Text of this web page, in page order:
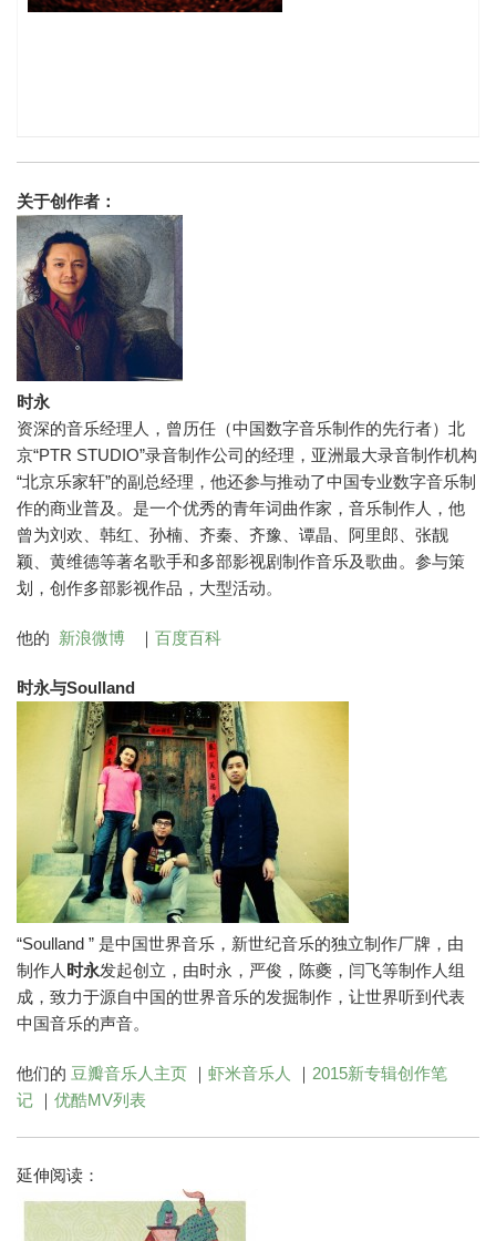
关于创作者：
时永
资深的音乐经理人，曾历任（中国数字音乐制作的先行者）北
京“PTR STUDIO”录音制作公司的经理，亚洲最大录音制作机构
“北京乐家轩”的副总经理，他还参与推动了中国专业数字音乐制
作的商业普及。是一个优秀的青年词曲作家，音乐制作人，他
曾为刘欢、韩红、孙楠、齐秦、齐豫、谭晶、阿里郎、张靓
颖、黄维德等著名歌手和多部影视剧制作音乐及歌曲。参与策
划，创作多部影视作品，大型活动。
他的 新浪微博 ｜ 百度百科
时永与Soulland
“Soulland ” 是中国世界音乐，新世纪音乐的独立制作厂牌，由
制作人 时永发起创立，由时永，严俊，陈夔，闫飞等制作人组
成，致力于源自中国的世界音乐的发掘制作，让世界听到代表
中国音乐的声音。
他们的 豆瓣音乐人主页 ｜ 虾米音乐人 ｜ 2015新专辑创作笔
记 ｜ 优酷MV列表
延伸阅读：